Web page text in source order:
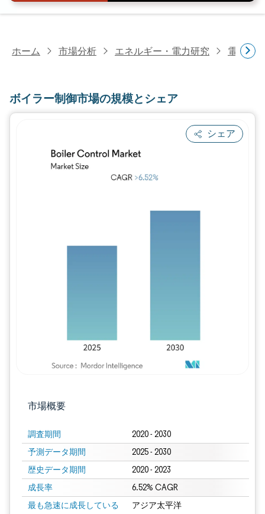
ホーム 市場分析 エネルギー・電力研究 電力設
ボイラー制御市場の規模とシェア
シェア
市場概要
調査期間 2020 - 2030
予測データ期間 2025 - 2030
歴史データ期間 2020 - 2023
成長率 6.52% CAGR
最も急速に成長している
アジア太平洋